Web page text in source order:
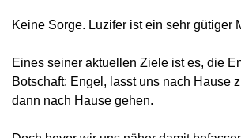
Keine Sorge. Luzifer ist ein sehr gütiger
Eines seiner aktuellen Ziele ist es, die
Botschaft: Engel, lasst uns nach Hause
dann nach Hause gehen.